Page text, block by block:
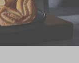
联络奇华
加入奇华